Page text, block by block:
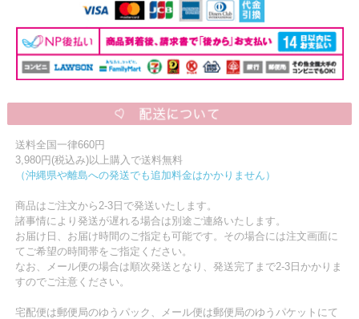
送料全国一律660円
3,980円(税込み)以上購入で送料無料
（沖縄県や離島への発送でも追加料金はかかりません）
商品はご注文から2-3日で発送いたします。
諸事情により発送が遅れる場合は別途ご連絡いたします。
お届け日、お届け時間のご指定も可能です。その場合には注文画面に
てご希望の時間帯をご指定ください。
なお、メール便の場合は順次発送となり、発送完了まで2-3日かかりま
すのでご注意ください。
宅配便は郵便局のゆうパック、メール便は郵便局のゆうパケットにて